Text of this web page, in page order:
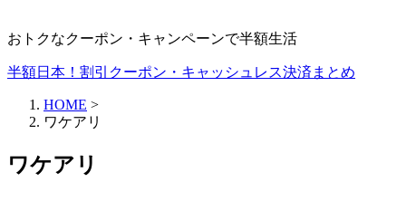
おトクなクーポン・キャンペーンで半額生活
半額日本！割引クーポン・キャッシュレス決済まとめ
HOME >
ワケアリ
ワケアリ